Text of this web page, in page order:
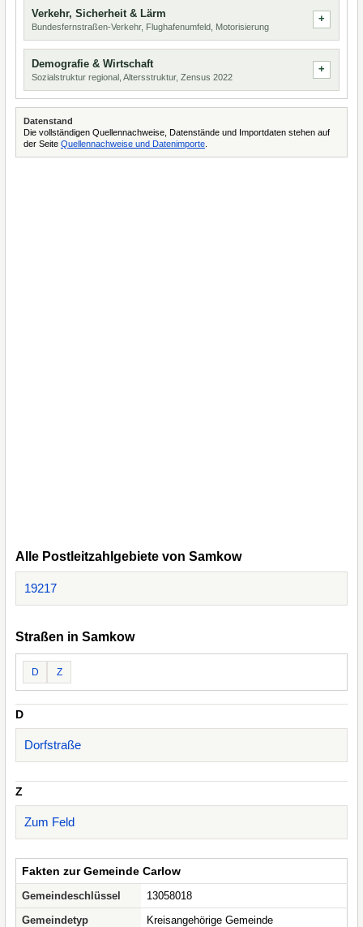
Verkehr, Sicherheit & Lärm
Bundesfernstraßen-Verkehr, Flughafenumfeld, Motorisierung
Demografie & Wirtschaft
Sozialstruktur regional, Altersstruktur, Zensus 2022
Datenstand
Die vollständigen Quellennachweise, Datenstände und Importdaten stehen auf
der Seite Quellennachweise und Datenimporte
Alle Postleitzahlgebiete von Samkow
19217
Straßen in Samkow
D Z
D
Dorfstraße
Z
Zum Feld
Fakten zur Gemeinde Carlow
Gemeindeschlüssel
13058018
Gemeindetyp
Kreisangehörige Gemeinde